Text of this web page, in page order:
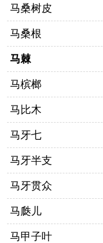
马桑树皮
马桑根
马棘
马槟榔
马比木
马牙七
马牙半支
马牙贯众
马瓞儿
马甲子叶